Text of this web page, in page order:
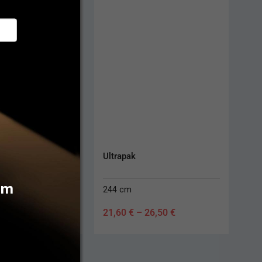
Racestyptine Solution
13 ml
41,80 €